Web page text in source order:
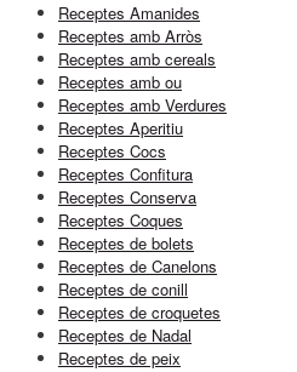
Receptes Amanides
Receptes amb Arròs
Receptes amb cereals
Receptes amb ou
Receptes amb Verdures
Receptes Aperitiu
Receptes Cocs
Receptes Confitura
Receptes Conserva
Receptes Coques
Receptes de bolets
Receptes de Canelons
Receptes de conill
Receptes de croquetes
Receptes de Nadal
Receptes de peix